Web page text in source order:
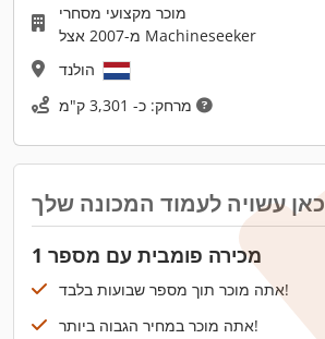
מוכר מקצועי מסחרי
מ-2007 אצל Machineseeker
כאן עשויה לעמוד המכונה שלך
מכירה פומבית עם מספר 1
אתה מוכר תוך מספר שבועות בלבד!
אתה מוכר במחיר הגבוה ביותר!